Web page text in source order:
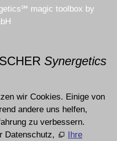
magic toolbox by
Synergetics
wir Cookies. Einige von
andere uns helfen,
zu verbessern.
Datenschutz,
Ihre